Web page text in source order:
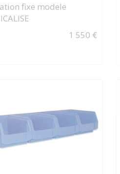
fixe modele
1 550 €